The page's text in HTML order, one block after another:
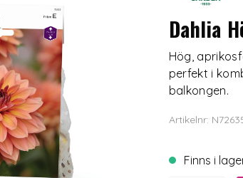
Dahlia
Hög,
perfekt i
balkongen.
Artikelnr:
Finns i